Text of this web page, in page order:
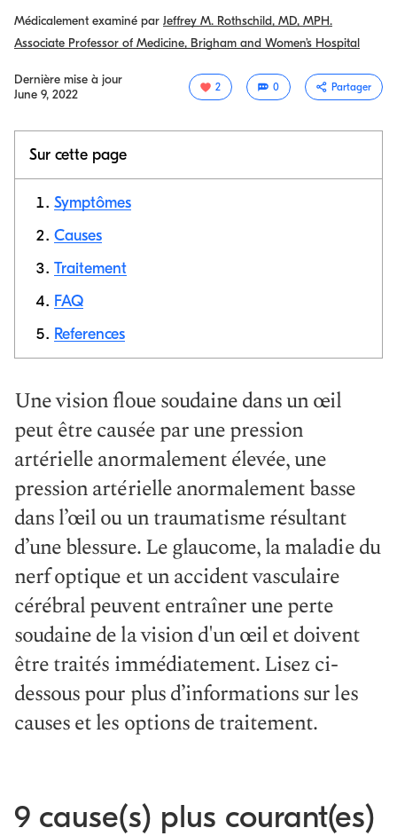
Médicalement examiné par Jeffrey M. Rothschild, MD, MPH.
Associate Professor of Medicine, Brigham and Women’s Hospital
Dernière mise à jour
June 9, 2022
2 0 Partager
Sur cette page
Symptômes
Causes
Traitement
FAQ
References
Une vision floue soudaine dans un œil
peut être causée par une pression
artérielle anormalement élevée, une
pression artérielle anormalement basse
dans l’œil ou un traumatisme résultant
d’une blessure. Le glaucome, la maladie du
nerf optique et un accident vasculaire
cérébral peuvent entraîner une perte
soudaine de la vision d'un œil et doivent
être traités immédiatement. Lisez ci-
dessous pour plus d’informations sur les
causes et les options de traitement.
9 cause(s) plus courant(es)